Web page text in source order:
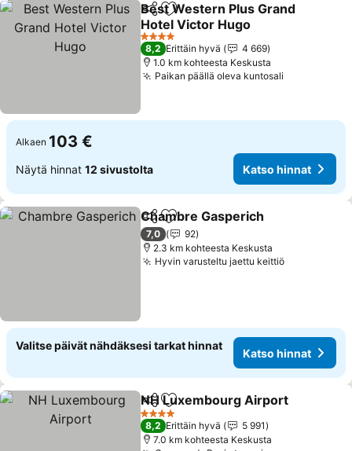
Jaa Lisää suosikkeihin
Best Western Plus Grand
Hotel Victor Hugo
Katso hinnat
4 Tähtiluokitus
8,2 Erittäin hyvä
4 669
1.0 km kohteesta Keskusta
Paikan päällä oleva kuntosali
Alkaen 103 €
Näytä hinnat 12 sivustolta Katso hinnat
Jaa Lisää suosikkeihin
Chambre Gasperich
7,0
92
2.3 km kohteesta Keskusta
Hyvin varusteltu jaettu keittiöKatso
Valitse päivät nähdäksesi tarkat hinnat
Katso hinnat
Jaa Lisää suosikkeihin
NH Luxembourg Airport
4 Tähtiluokitus
8,2 Erittäin hyvä
5 991
7.0 km kohteesta Keskusta